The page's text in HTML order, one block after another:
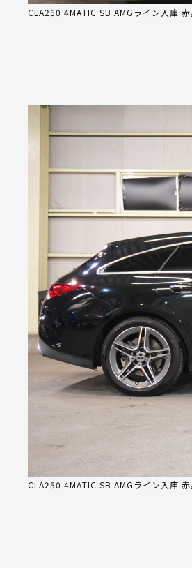
CLA250 4MATIC SB AMGライン入庫
CLA250 4MATIC SB AMGライン入庫